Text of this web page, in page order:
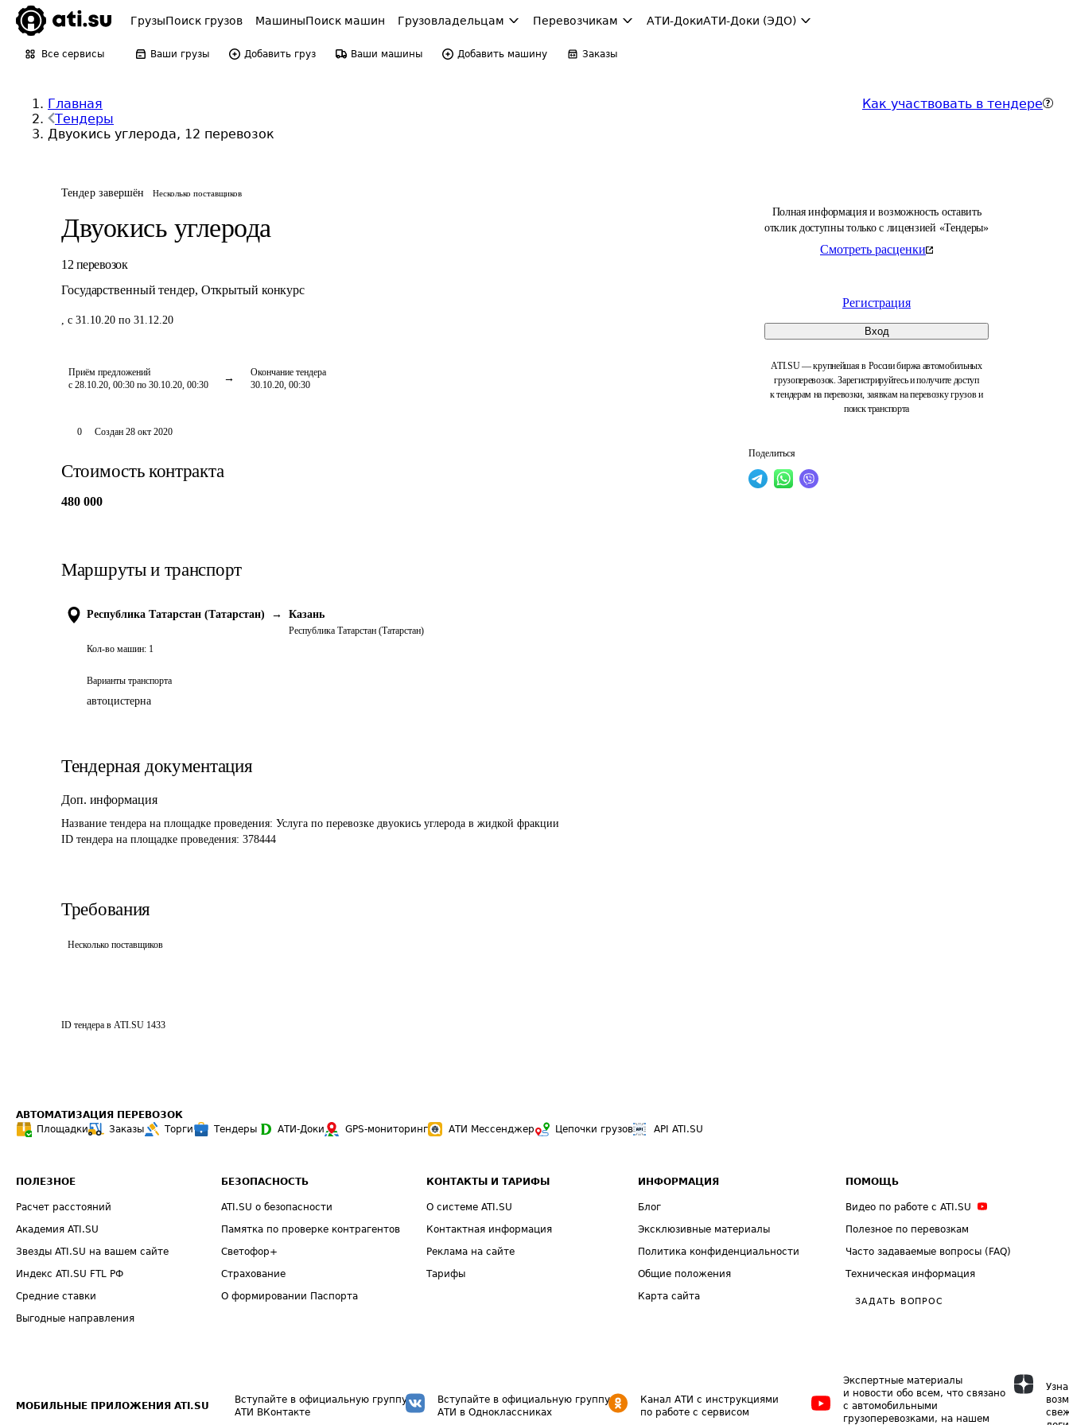
ГрузыПоиск грузов МашиныПоиск машин Грузовладельцам Перевозчикам АТИ-ДокиАТИ-Доки (ЭДО)
Все сервисы Ваши грузы Добавить груз Ваши машины Добавить машину Заказы
Главная
Тендеры
Двуокись углерода, 12 перевозок
Как участвовать в тендере
Тендер завершён Несколько поставщиков
Двуокись углерода
12 перевозок
Государственный тендер, Открытый конкурс
, с 31.10.20 по 31.12.20
Приём предложений
с 28.10.20, 00:30 по 30.10.20, 00:30
Окончание тендера
30.10.20, 00:30
Полная информация и возможность оставить
отклик доступны только с лицензией «Тендеры»
Смотреть расценки
Регистрация
Вход
ATI.SU — крупнейшая в России биржа автомобильных
грузоперевозок. Зарегистрируйтесь и получите доступ
к тендерам на перевозки, заявкам на перевозку грузов и
поиск транспорта
Поделиться
0 Создан 28 окт 2020
Стоимость контракта
480 000
Маршруты и транспорт
Республика Татарстан (Татарстан) → Казань
Республика Татарстан (Татарстан)
Кол-во машин: 1
Варианты транспорта
автоцистерна
Тендерная документация
Доп. информация
Название тендера на площадке проведения: Услуга по перевозке двуокись углерода в жидкой фракции
ID тендера на площадке проведения: 378444
Требования
Несколько поставщиков
ID тендера в ATI.SU 1433
АВТОМАТИЗАЦИЯ ПЕРЕВОЗОК
Площадки
Заказы Торги Тендеры АТИ-Доки GPS-мониторинг АТИ Мессенджер Цепочки грузов API ATI.SU
ПОЛЕЗНОЕ
Расчет расстояний
Академия ATI.SU
Звезды ATI.SU на вашем сайте
Индекс ATI.SU FTL РФ
Средние ставки
Выгодные направления
БЕЗОПАСНОСТЬ
ATI.SU о безопасности
Памятка по проверке контрагентов
Светофор+
Страхование
О формировании Паспорта
КОНТАКТЫ И ТАРИФЫ
О системе ATI.SU
Контактная информация
Реклама на сайте
Тарифы
ИНФОРМАЦИЯ
Блог
Эксклюзивные материалы
Политика конфиденциальности
Общие положения
Карта сайта
ПОМОЩЬ
Видео по работе с ATI.SU
Полезное по перевозкам
Часто задаваемые вопросы (FAQ)
Техническая информация
ЗАДАТЬ ВОПРОС
МОБИЛЬНЫЕ ПРИЛОЖЕНИЯ ATI.SU
Вступайте в официальную группу
АТИ ВКонтакте
Вступайте в официальную группу
АТИ в Одноклассниках
Канал АТИ с инструкциями
по работе с сервисом
Экспертные материалы
и новости обо всем, что связано
с автомобильными
грузоперевозками, на нашем